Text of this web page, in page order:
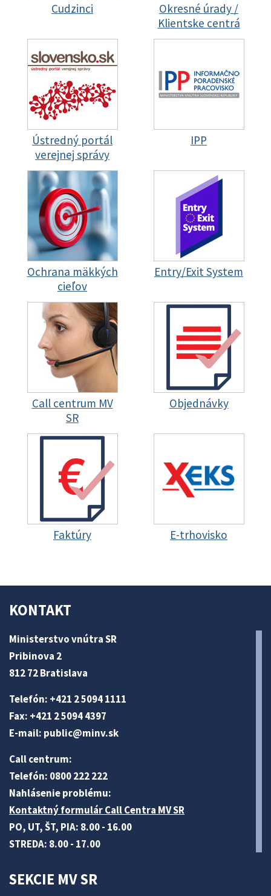
Cudzinci
Okresné úrady /
Klientske centrá
Ústredný portál
verejnej správy
IPP
Ochrana mäkkých
cieľov
Entry/Exit System
Call centrum MV
SR
Objednávky
Faktúry E-trhovisko
KONTAKT
Ministerstvo vnútra SR
Pribinova 2
812 72 Bratislava
Telefón: +421 2 5094 1111
Fax: +421 2 5094 4397
E-mail: public@minv.sk
Call centrum:
Telefón: 0800 222 222
Nahlásenie problému:
Kontaktný formulár Call Centra MV SR
PO, UT, ŠT, PIA: 8.00 - 16.00
STREDA: 8.00 - 17.00
SEKCIE MV SR